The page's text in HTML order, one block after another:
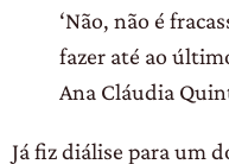
‘Não, não é
fazer até ao
Ana Cláudia
Já fiz diálise para um